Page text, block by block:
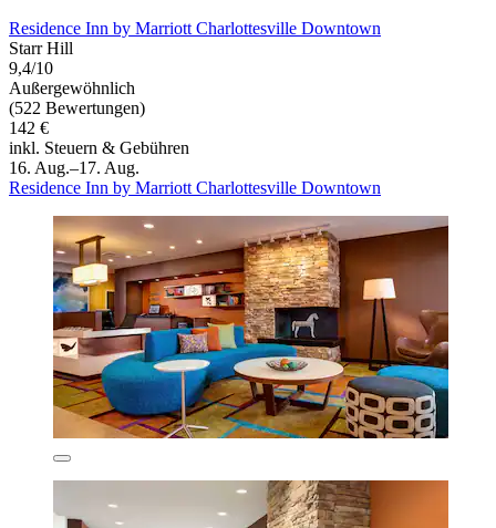
Residence Inn by Marriott Charlottesville Downtown
Starr Hill
9,4/10
Außergewöhnlich
(522 Bewertungen)
142 €
inkl. Steuern & Gebühren
16. Aug.–17. Aug.
Residence Inn by Marriott Charlottesville Downtown